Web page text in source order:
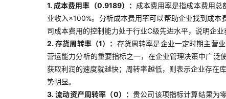
1. 成本费用率（0.9189）： 成本费用率是指成本费用
业收入×100%。分析成本费用率可以帮助企业找到成
司成本费用的控制能力处于行业C级先进水平，说明企业
2. 存货周转率（1）： 存货周转率是企业一定时期主营
营运能力分析的重要指标之一，在企业管理决策中广
获取利润的速度就越快；周转率越低，则表示企业存在
势明显。
3. 流动资产周转率（0）：贵公司该项指标计算结果为